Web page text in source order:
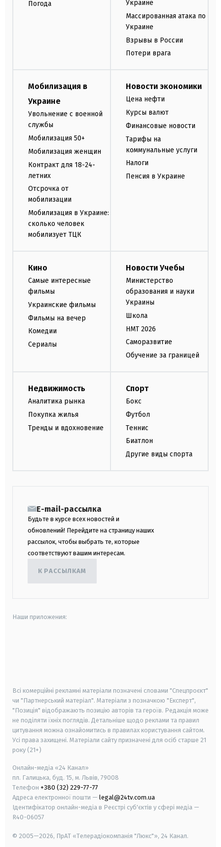
Погода
Украине
Массированная атака по
Украине
Взрывы в России
Потери врага
Мобилизация в
Украине
Увольнение с военной
службы
Мобилизация 50+
Мобилизация женщин
Контракт для 18-24-
летних
Отсрочка от
мобилизации
Мобилизация в Украине:
сколько человек
мобилизует ТЦК
Новости экономики
Цена нефти
Курсы валют
Финансовые новости
Тарифы на
коммунальные услуги
Налоги
Пенсия в Украине
Кино
Самые интересные
фильмы
Украинские фильмы
Фильмы на вечер
Комедии
Сериалы
Новости Учебы
Министерство
образования и науки
Украины
Школа
НМТ 2026
Саморазвитие
Обучение за границей
Недвижимость
Аналитика рынка
Покупка жилья
Тренды и вдохновение
Спорт
Бокс
Футбол
Теннис
Биатлон
Другие виды спорта
E-mail-рассылка
Будьте в курсе всех новостей и
обновлений! Перейдите на страницу наших
рассылок, чтобы выбрать те, которые
соответствуют вашим интересам.
К РАССЫЛКАМ
Наши приложения:
Всі комерційні рекламні матеріали позначені словами "Спецпроєкт"
чи "Партнерський матеріал". Матеріали з позначкою "Експерт",
"Позиція" відображають позицію авторів та героїв. Редакція може
не поділяти їхніх поглядів. Детальніше щодо реклами та правил
цитування можна ознайомитись в правилах користування сайтом.
Усі права захищені. Матеріали сайту призначені для осіб старше 21
року (21+)
Онлайн-медіа «24 Канал»
пл. Галицька, буд. 15, м. Львів, 79008
Телефон +380 (32) 229-77-77
Адреса електронної пошти — legal@24tv.com.ua
Ідентифікатор онлайн-медіа в Реєстрі суб'єктів у сфері медіа —
R40-06057
© 2005—2026, ПрАТ «Телерадіокомпанія "Люкс"», 24 Канал.